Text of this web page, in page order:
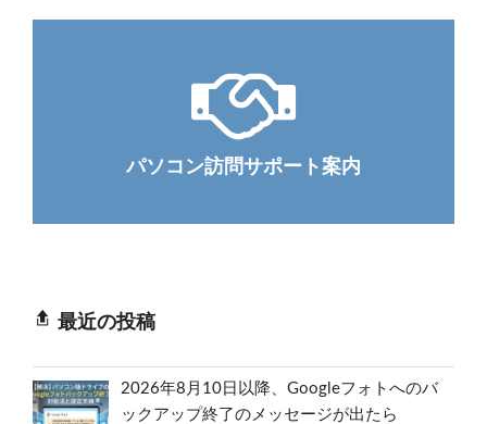
パソコン訪問サポート案内
最近の投稿
2026年8月10日以降、Googleフォトへのバ
ックアップ終了のメッセージが出たら